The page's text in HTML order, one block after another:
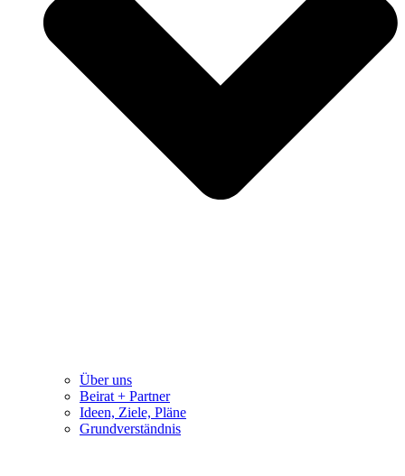
Über uns
Beirat + Partner
Ideen, Ziele, Pläne
Grundverständnis